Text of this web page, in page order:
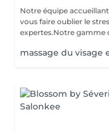
Notre équipe
vous faire oublier le
expertes.Notre gamme
massage du visage